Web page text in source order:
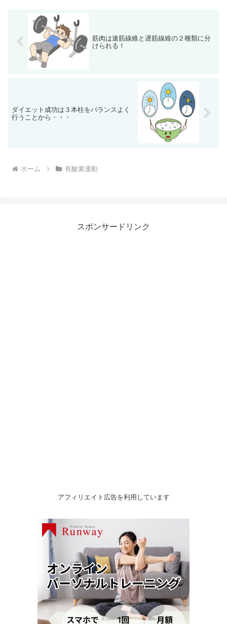
筋肉は速筋線維と遅筋線維の２種類に分
けられる！
ダイエット成功は３本柱をバランスよく
行うことから・・・
ホーム 有酸素運動
スポンサードリンク
アフィリエイト広告を利用しています